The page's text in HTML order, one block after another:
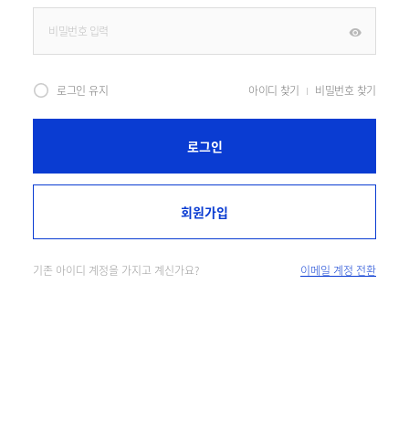
로그인 유지 아이디 찾기 비밀번호 찾기
로그인
회원가입
기존 아이디 계정을 가지고 계신가요? 이메일 계정 전환